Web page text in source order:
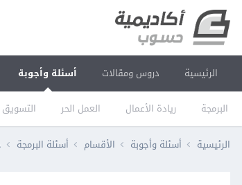
الرئيسية دروس ومقالات أسئلة وأجوبة
البرمجة ريادة الأعمال العمل الحر التسويق
الرئيسية أسئلة وأجوبة الأقسام أسئلة البرمجة